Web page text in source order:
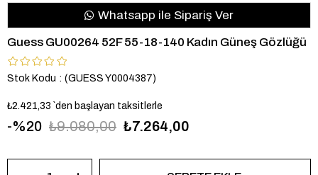
Whatsapp ile Sipariş Ver
Guess GU00264 52F 55-18-140 Kadın Güneş Gözlüğü
Stok Kodu (GUESS Y0004387)
₺2.421,33 `den başlayan taksitlerle
20 ₺9.080,00 ₺7.264,00